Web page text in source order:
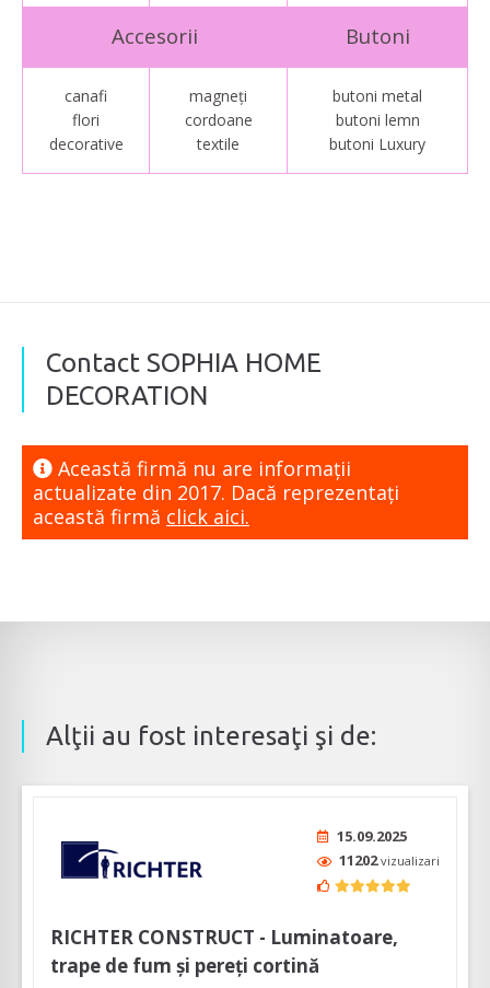
Accesorii Butoni
canafi
flori
decorative
magneți
cordoane
textile
butoni metal
butoni lemn
butoni Luxury
Contact SOPHIA HOME
DECORATION
Această firmă nu are informaţii
actualizate din 2017. Dacă reprezentaţi
această firmă click aici.
Alţii au fost interesaţi şi de:
15.09.2025
11202vizualizari
RICHTER CONSTRUCT - Luminatoare,
trape de fum și pereți cortină